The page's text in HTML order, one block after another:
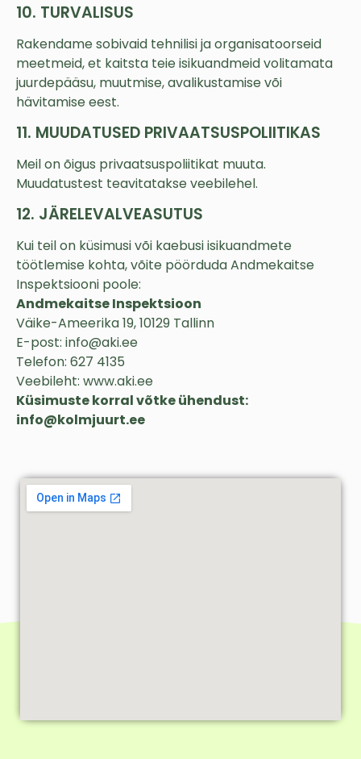
10. TURVALISUS
Rakendame sobivaid tehnilisi ja organisatoorseid
meetmeid, et kaitsta teie isikuandmeid volitamata
juurdepääsu, muutmise, avalikustamise või
hävitamise eest.
11. MUUDATUSED PRIVAATSUSPOLIITIKAS
Meil on õigus privaatsuspoliitikat muuta.
Muudatustest teavitatakse veebilehel.
12. JÄRELEVALVEASUTUS
Kui teil on küsimusi või kaebusi isikuandmete
töötlemise kohta, võite pöörduda Andmekaitse
Inspektsiooni poole:
Andmekaitse Inspektsioon
Väike-Ameerika 19, 10129 Tallinn
E-post: info@aki.ee
Telefon: 627 4135
Veebileht: www.aki.ee
Küsimuste korral võtke ühendust:
info@kolmjuurt.ee